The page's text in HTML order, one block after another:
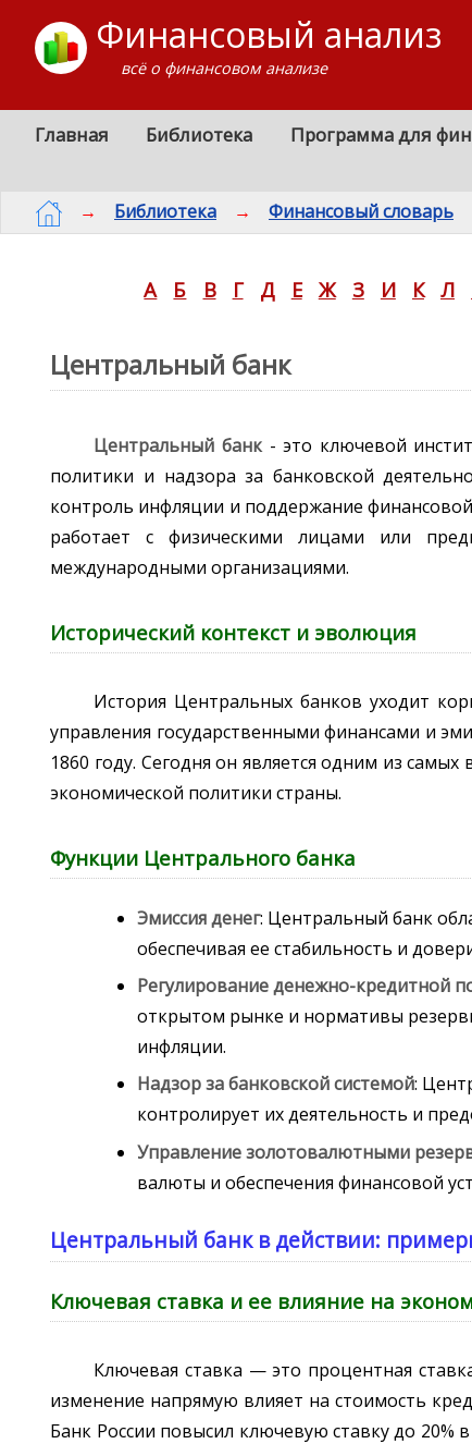
Финансовый анализ
всё о финансовом анализе
Главная Библиотека Программа для
→ Библиотека → Финансовый словарь
А Б В Г Д Е Ж З И К Л
Центральный банк
Центральный банк- это ключевой
политики и надзора за банковской
контроль инфляции и поддержание
работает с физическими лицами или
международными организациями.
Исторический контекст и эволюция
История Центральных банков уходит
управления государственными финансами и
1860 году. Сегодня он является одним из
экономической политики страны.
Функции Центрального банка
Эмиссия денег: Центральный банк
обеспечивая ее стабильность и
Регулирование денежно-кредитной
открытом рынке и нормативы
инфляции.
Надзор за банковской системой:
контролирует их деятельность и
Управление золотовалютными
валюты и обеспечения финансовой
Центральный банк в действии:
Ключевая ставка и ее влияние на
Ключевая ставка — это процентная
изменение напрямую влияет на стоимость
Банк России повысил ключевую ставку до